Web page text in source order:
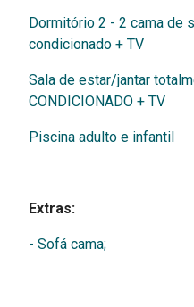
Dormitório 2 - 2 cama de
condicionado + TV
Sala de estar/jantar
CONDICIONADO + TV
Piscina adulto e infantil
Extras:
- Sofá cama;